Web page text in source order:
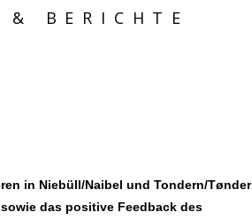
BERICHTE
in Niebüll/Naibel und Tondern/Tønder
das positive Feedback des